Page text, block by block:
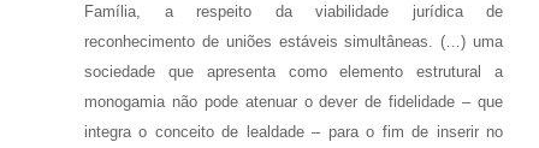
Família, a respeito da viabilidade jurídica de
reconhecimento de uniões estáveis simultâneas. (…) uma
sociedade que apresenta como elemento estrutural a
monogamia não pode atenuar o dever de fidelidade – que
integra o conceito de lealdade – para o fim de inserir no